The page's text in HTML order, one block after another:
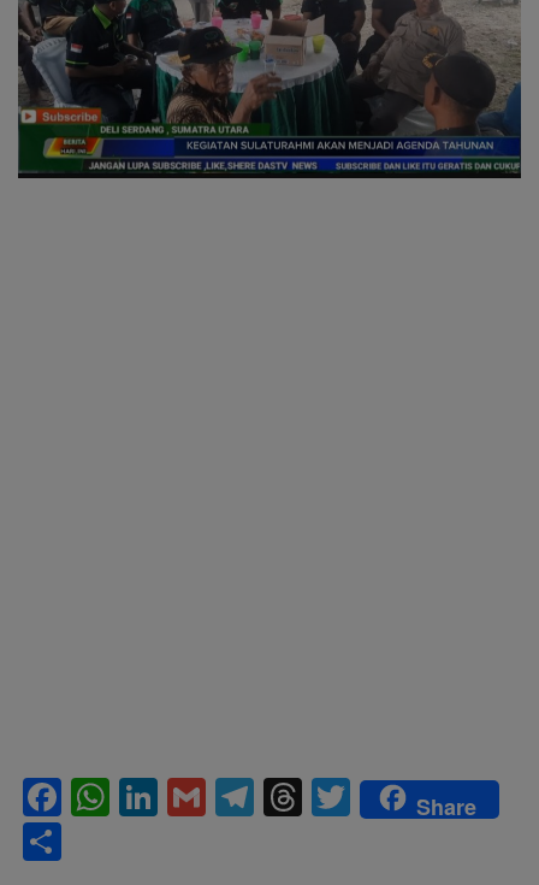
F W Li G T T T
w
Share